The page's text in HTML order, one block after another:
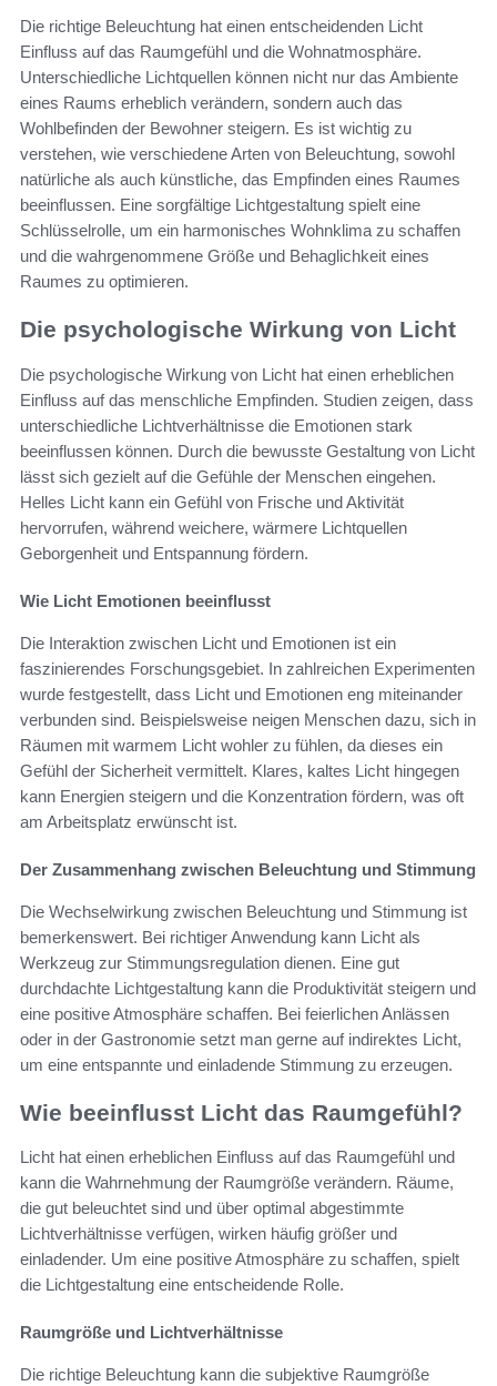
Die richtige Beleuchtung hat einen entscheidenden Licht
Einfluss auf das Raumgefühl und die Wohnatmosphäre.
Unterschiedliche Lichtquellen können nicht nur das Ambiente
eines Raums erheblich verändern, sondern auch das
Wohlbefinden der Bewohner steigern. Es ist wichtig zu
verstehen, wie verschiedene Arten von Beleuchtung, sowohl
natürliche als auch künstliche, das Empfinden eines Raumes
beeinflussen. Eine sorgfältige Lichtgestaltung spielt eine
Schlüsselrolle, um ein harmonisches Wohnklima zu schaffen
und die wahrgenommene Größe und Behaglichkeit eines
Raumes zu optimieren.
Die psychologische Wirkung von Licht
Die psychologische Wirkung von Licht hat einen erheblichen
Einfluss auf das menschliche Empfinden. Studien zeigen, dass
unterschiedliche Lichtverhältnisse die Emotionen stark
beeinflussen können. Durch die bewusste Gestaltung von Licht
lässt sich gezielt auf die Gefühle der Menschen eingehen.
Helles Licht kann ein Gefühl von Frische und Aktivität
hervorrufen, während weichere, wärmere Lichtquellen
Geborgenheit und Entspannung fördern.
Wie Licht Emotionen beeinflusst
Die Interaktion zwischen Licht und Emotionen ist ein
faszinierendes Forschungsgebiet. In zahlreichen Experimenten
wurde festgestellt, dass Licht und Emotionen eng miteinander
verbunden sind. Beispielsweise neigen Menschen dazu, sich in
Räumen mit warmem Licht wohler zu fühlen, da dieses ein
Gefühl der Sicherheit vermittelt. Klares, kaltes Licht hingegen
kann Energien steigern und die Konzentration fördern, was oft
am Arbeitsplatz erwünscht ist.
Der Zusammenhang zwischen Beleuchtung und Stimmung
Die Wechselwirkung zwischen Beleuchtung und Stimmung ist
bemerkenswert. Bei richtiger Anwendung kann Licht als
Werkzeug zur Stimmungsregulation dienen. Eine gut
durchdachte Lichtgestaltung kann die Produktivität steigern und
eine positive Atmosphäre schaffen. Bei feierlichen Anlässen
oder in der Gastronomie setzt man gerne auf indirektes Licht,
um eine entspannte und einladende Stimmung zu erzeugen.
Wie beeinflusst Licht das Raumgefühl?
Licht hat einen erheblichen Einfluss auf das Raumgefühl und
kann die Wahrnehmung der Raumgröße verändern. Räume,
die gut beleuchtet sind und über optimal abgestimmte
Lichtverhältnisse verfügen, wirken häufig größer und
einladender. Um eine positive Atmosphäre zu schaffen, spielt
die Lichtgestaltung eine entscheidende Rolle.
Raumgröße und Lichtverhältnisse
Die richtige Beleuchtung kann die subjektive Raumgröße